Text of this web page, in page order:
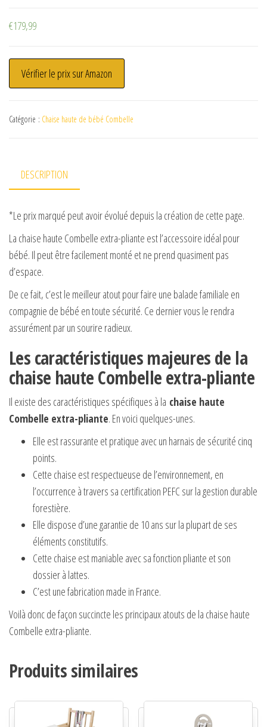
€179,99
Vérifier le prix sur Amazon
Catégorie : Chaise haute de bébé Combelle
DESCRIPTION
*Le prix marqué peut avoir évolué depuis la création de cette page.
La chaise haute Combelle extra-pliante est l’accessoire idéal pour
bébé. Il peut être facilement monté et ne prend quasiment pas
d’espace.
De ce fait, c’est le meilleur atout pour faire une balade familiale en
compagnie de bébé en toute sécurité. Ce dernier vous le rendra
assurément par un sourire radieux.
Les caractéristiques majeures de la
chaise haute Combelle extra-pliante
Il existe des caractéristiques spécifiques à la chaise haute
Combelle extra-pliante. En voici quelques-unes.
Elle est rassurante et pratique avec un harnais de sécurité cinq
points.
Cette chaise est respectueuse de l’environnement, en
l’occurrence à travers sa certification PEFC sur la gestion durable
forestière.
Elle dispose d’une garantie de 10 ans sur la plupart de ses
éléments constitutifs.
Cette chaise est maniable avec sa fonction pliante et son
dossier à lattes.
C’est une fabrication made in France.
Voilà donc de façon succincte les principaux atouts de la chaise haute
Combelle extra-pliante.
Produits similaires